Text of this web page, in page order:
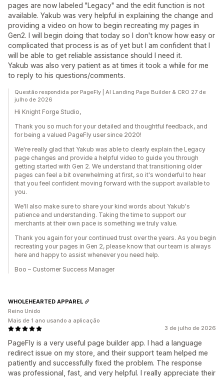
pages are now labeled "Legacy" and the edit function is not
available. Yakub was very helpful in explaining the change and
providing a video on how to begin recreating my pages in
Gen2. I will begin doing that today so I don't know how easy or
complicated that process is as of yet but I am confident that I
will be able to get reliable assistance should I need it.
Yakub was also very patient as at times it took a while for me
to reply to his questions/comments.
Questão respondida por PageFly | AI Landing Page Builder & CRO 27 de
julho de 2026
Hi Knight Forge Studio,
Thank you so much for your detailed and thoughtful feedback, and
for being a valued PageFly user since 2020!
We're really glad that Yakub was able to clearly explain the Legacy
page changes and provide a helpful video to guide you through
getting started with Gen 2. We understand that transitioning older
pages can feel a bit overwhelming at first, so it's wonderful to hear
that you feel confident moving forward with the support available to
you.
We'll also make sure to share your kind words about Yakub's
patience and understanding. Taking the time to support our
merchants at their own pace is something we truly value.
Thank you again for your continued trust over the years. As you begin
recreating your pages in Gen 2, please know that our team is always
here and happy to assist whenever you need help.
Boo – Customer Success Manager
3 de julho de 2026
PageFly is a very useful page builder app. I had a language
redirect issue on my store, and their support team helped me
patiently and successfully fixed the problem. The response
was professional, fast, and very helpful. I really appreciate their
WHOLEHEARTED APPAREL
Reino Unido
Mais de 1 ano usando a aplicação